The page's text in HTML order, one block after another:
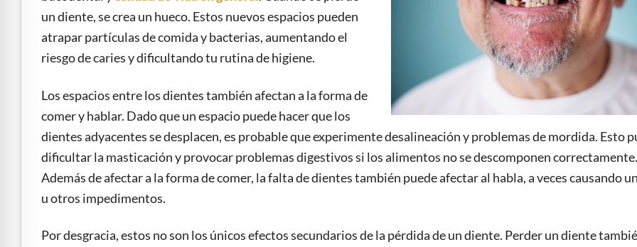
un diente, se crea un hueco. Estos nuevos espacios pueden
atrapar partículas de comida y bacterias, aumentando el
riesgo de caries y dificultando tu rutina de higiene.
Los espacios entre los dientes también afectan a la forma de
comer y hablar. Dado que un espacio puede hacer que los
dientes adyacentes se desplacen, es probable que experimente desalineación y problemas de mordida. Esto
dificultar la masticación y provocar problemas digestivos si los alimentos no se descomponen correctamente.
Además de afectar a la forma de comer, la falta de dientes también puede afectar al habla, a veces causando
u otros impedimentos.
Por desgracia, estos no son los únicos efectos secundarios de la pérdida de un diente. Perder un diente